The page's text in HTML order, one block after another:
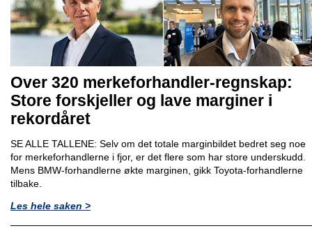
Over 320 merkeforhandler-regnskap:
Store forskjeller og lave marginer i
rekordåret
SE ALLE TALLENE: Selv om det totale marginbildet bedret seg noe
for merkeforhandlerne i fjor, er det flere som har store underskudd.
Mens BMW-forhandlerne økte marginen, gikk Toyota-forhandlerne
tilbake.
Les hele saken >